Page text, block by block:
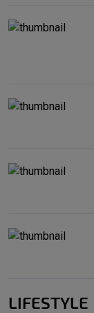
LIFESTYLE